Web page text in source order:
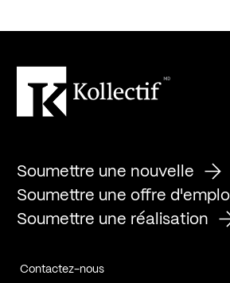
Soumettre une nouvelle
Soumettre une offre
Soumettre une réalisation
Contactez-nous